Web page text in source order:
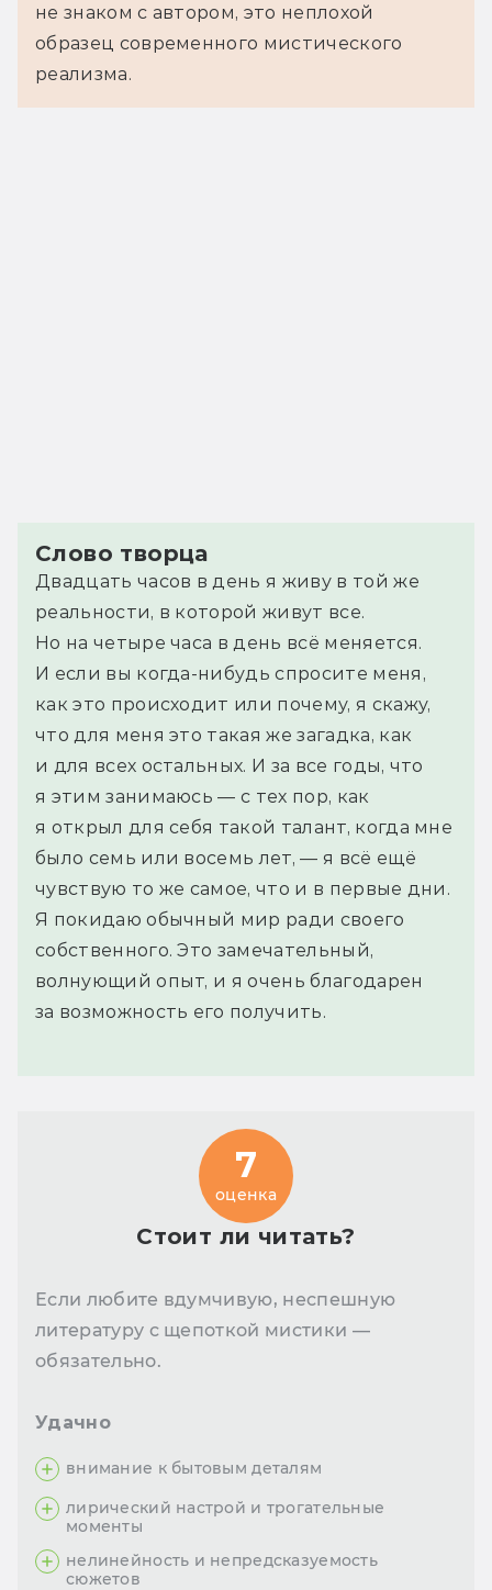
не знаком с автором, это неплохой
образец современного мистического
реализма.
Слово творца
Двадцать часов в день я живу в той же
реальности, в которой живут все.
Но на четыре часа в день всё меняется.
И если вы когда-нибудь спросите меня,
как это происходит или почему, я скажу,
что для меня это такая же загадка, как
и для всех остальных. И за все годы, что
я этим занимаюсь — с тех пор, как
я открыл для себя такой талант, когда мне
было семь или восемь лет, — я всё ещё
чувствую то же самое, что и в первые дни.
Я покидаю обычный мир ради своего
собственного. Это замечательный,
волнующий опыт, и я очень благодарен
за возможность его получить.
Стоит ли читать?
7
оценка
Если любите вдумчивую, неспешную
литературу с щепоткой мистики —
обязательно.
Удачно
внимание к бытовым деталям
лирический настрой и трогательные
моменты
нелинейность и непредсказуемость
сюжетов